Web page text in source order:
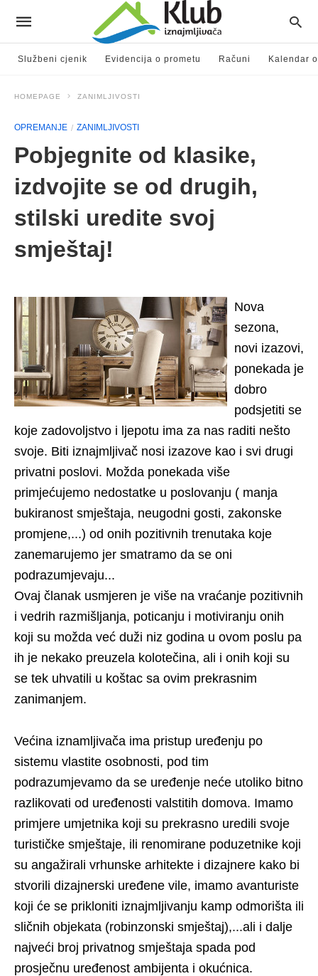
Službeni cjenik Evidencija o prometu Računi Kalendar
HOMEPAGE ZANIMLJIVOSTI
OPREMANJE ZANIMLJIVOSTI
Pobjegnite od klasike,
izdvojite se od drugih,
stilski uredite svoj
smještaj!
Nova
sezona,
novi izazovi,
ponekada je
dobro
podsjetiti se
koje zadovoljstvo i ljepotu ima za nas raditi nešto
svoje. Biti iznajmljivač nosi izazove kao i svi drugi
privatni poslovi. Možda ponekada više
primjećujemo nedostatke u poslovanju ( manja
bukiranost smještaja, neugodni gosti, zakonske
promjene,...) od onih pozitivnih trenutaka koje
zanemarujemo jer smatramo da se oni
podrazumjevaju...
Ovaj članak usmjeren je više na vraćanje pozitivnih
i vedrih razmišljanja, poticanju i motiviranju onih
koji su možda već duži niz godina u ovom poslu pa
ih je nekako preuzela kolotečina, ali i onih koji su
se tek uhvatili u koštac sa ovim prekrasnim
zanimanjem.
Većina iznamljivača ima pristup uređenju po
sistemu vlastite osobnosti, pod tim
podrazumjevamo da se uređenje neće utoliko bitno
razlikovati od uređenosti valstitih domova. Imamo
primjere umjetnika koji su prekrasno uredili svoje
turističke smještaje, ili renomirane poduzetnike koji
su angažirali vrhunske arhitekte i dizajnere kako bi
stvorili dizajnerski uređene vile, imamo avanturiste
koji će se prikloniti iznajmljivanju kamp odmorišta ili
sličnih objekata (robinzonski smještaj),...ali i dalje
najveći broj privatnog smještaja spada pod
prosječnu uređenost ambijenta i okućnica.